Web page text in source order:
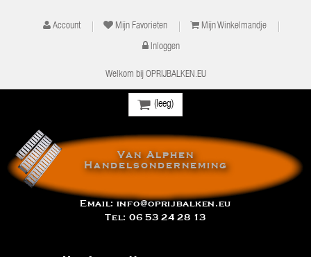
Account Mijn Favorieten Mijn Winkelmandje
Inloggen
Welkom bij OPRIJBALKEN.EU
(leeg)
Van Alphen
Handelsonderneming
Email: info@oprijbalken.eu
Tel: 06 53 24 28 13